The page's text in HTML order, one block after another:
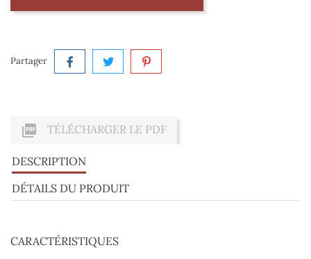
Partager
 TÉLÉCHARGER LE PDF
DESCRIPTION
DÉTAILS DU PRODUIT
CARACTÉRISTIQUES